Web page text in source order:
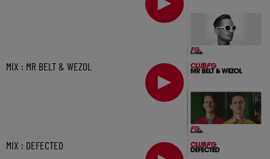
MIX : MR BELT & WEZOL
MIX : DEFECTED